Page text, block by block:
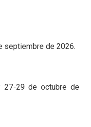
septiembre de 2026.
27-29 de octubre de